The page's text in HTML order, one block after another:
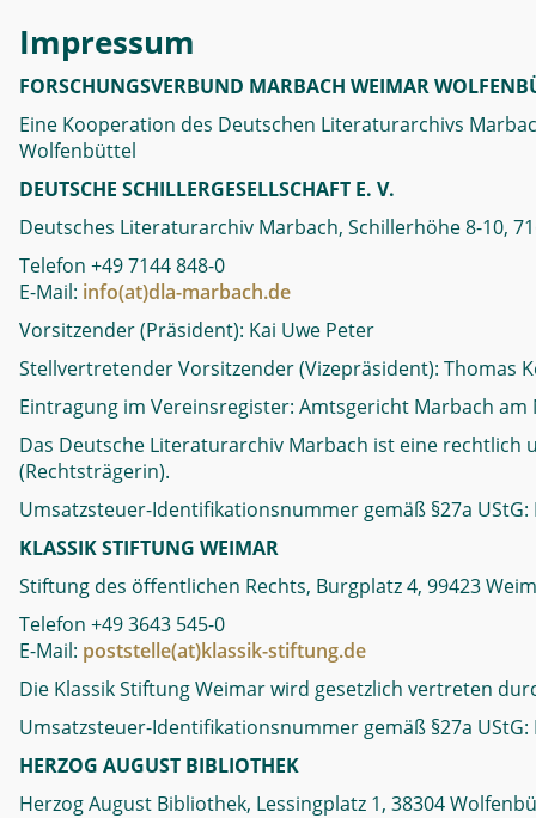
Impressum
FORSCHUNGSVERBUND MARBACH WEIMAR
Eine Kooperation des Deutschen Literaturarchivs
Wolfenbüttel
DEUTSCHE SCHILLERGESELLSCHAFT E. V.
Deutsches Literaturarchiv Marbach, Schillerhöhe 8-10,
Telefon +49 7144 848-0
E-Mail: info(at)dla-marbach.de
Vorsitzender (Präsident): Kai Uwe Peter
Stellvertretender Vorsitzender (Vizepräsident): Thomas
Eintragung im Vereinsregister: Amtsgericht Marbach am
Das Deutsche Literaturarchiv Marbach ist eine rechtlich
(Rechtsträgerin).
Umsatzsteuer-Identifikationsnummer gemäß §27a UStG:
KLASSIK STIFTUNG WEIMAR
Stiftung des öffentlichen Rechts, Burgplatz 4, 99423
Telefon +49 3643 545-0
E-Mail: poststelle(at)klassik-stiftung.de
Die Klassik Stiftung Weimar wird gesetzlich vertreten
Umsatzsteuer-Identifikationsnummer gemäß §27a UStG:
HERZOG AUGUST BIBLIOTHEK
Herzog August Bibliothek, Lessingplatz 1, 38304